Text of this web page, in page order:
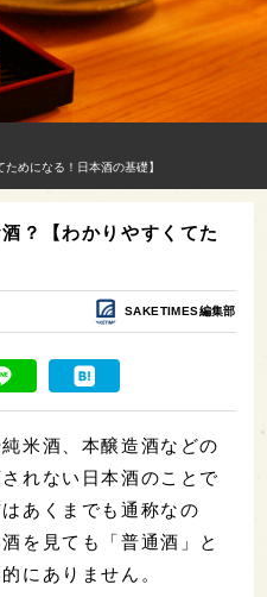
めになる！日本酒の基礎】
？【わかりやすくてた
SAKETIMES編集部
米酒、本醸造酒などの
れない日本酒のことで
あくまでも通称なの
を見ても「普通酒」と
にありません。